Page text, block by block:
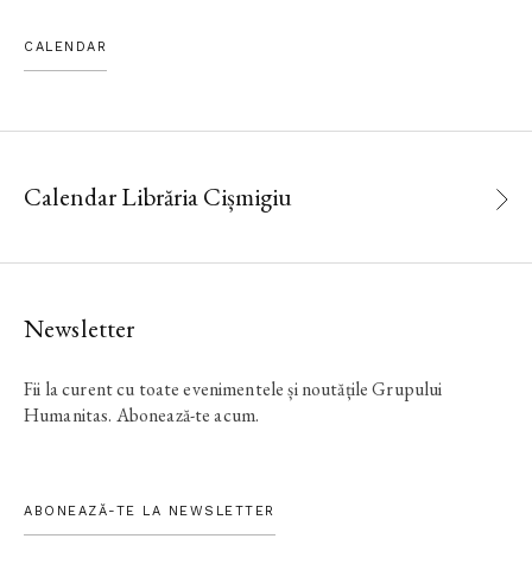
CALENDAR
Calendar Librăria Cișmigiu
Newsletter
Fii la curent cu toate evenimentele și noutățile Grupului
Humanitas. Abonează-te acum.
ABONEAZĂ-TE LA NEWSLETTER